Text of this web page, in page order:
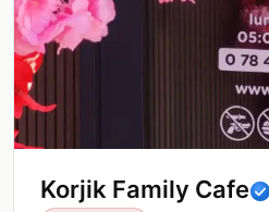
Korjik Family Cafe